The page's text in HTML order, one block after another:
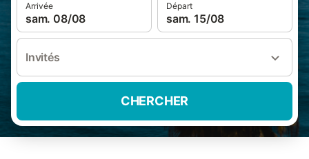
Arrivée
sam. 08/08
Départ
sam. 15/08
Invités
CHERCHER